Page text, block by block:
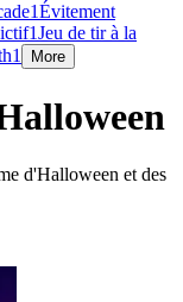
1Évitement
1Jeu de tir à la
1 More
d'Halloween et des